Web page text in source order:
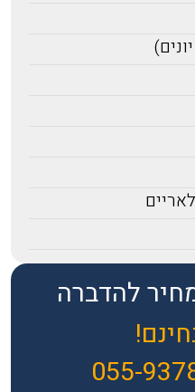
להדברה
055-